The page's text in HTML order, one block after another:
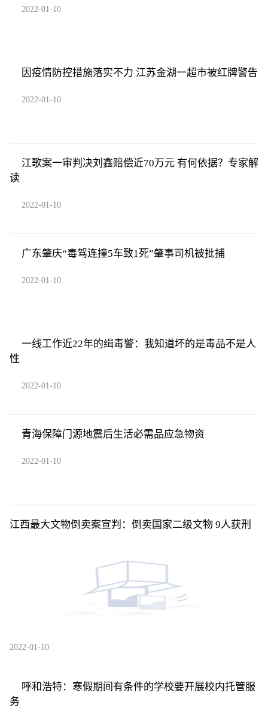
2022-01-10
因疫情防控措施落实不力 江苏金湖一超市被红牌警告
2022-01-10
江歌案一审判决刘鑫赔偿近70万元 有何依据？专家解
读
2022-01-10
广东肇庆“毒驾连撞5车致1死”肇事司机被批捕
2022-01-10
一线工作近22年的缉毒警：我知道坏的是毒品不是人
性
2022-01-10
青海保障门源地震后生活必需品应急物资
2022-01-10
江西最大文物倒卖案宣判：倒卖国家二级文物 9人获刑
2022-01-10
呼和浩特：寒假期间有条件的学校要开展校内托管服
务